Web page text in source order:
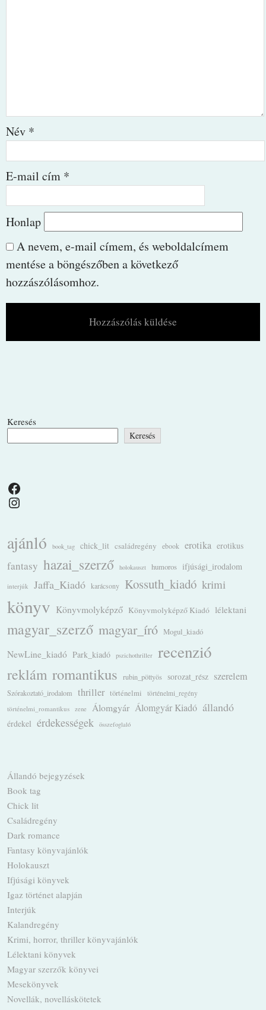
Név *
E-mail cím *
Honlap
A nevem, e-mail címem, és weboldalcímem
mentése a böngészőben a következő
hozzászólásomhoz.
Keresés
Keresés
Facebook
Instagram
ajánló book_tag chick_lit családregény ebook erotika erotikus
fantasy hazai_szerző holokauszt humoros ifjúsági_irodalom
interjúk Jaffa_Kiadó karácsony Kossuth_kiadó krimi
könyv Könyvmolyképző Könyvmolyképző Kiadó lélektani
magyar_szerző magyar_író Mogul_kiadó
NewLine_kiadó Park_kiadó pszichothriller recenzió
reklám romantikus rubin_pöttyös sorozat_rész szerelem
Szórakoztató_irodalom thriller történelmi
történelmi_regény
történelmi_romantikus
zene Álomgyár Álomgyár Kiadó állandó
érdekel érdekességek összefoglaló
Állandó bejegyzések
Book tag
Chick lit
Családregény
Dark romance
Fantasy könyvajánlók
Holokauszt
Ifjúsági könyvek
Igaz történet alapján
Interjúk
Kalandregény
Krimi, horror, thriller könyvajánlók
Lélektani könyvek
Magyar szerzők könyvei
Mesekönyvek
Novellák, novelláskötetek